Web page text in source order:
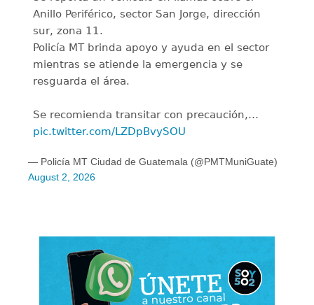
Anillo Periférico, sector San Jorge, dirección
sur, zona 11.
Policía MT brinda apoyo y ayuda en el sector
mientras se atiende la emergencia y se
resguarda el área.
Se recomienda transitar con precaución,…
pic.twitter.com/LZDpBvySOU
— Policía MT Ciudad de Guatemala (@PMTMuniGuate)
August 2, 2026